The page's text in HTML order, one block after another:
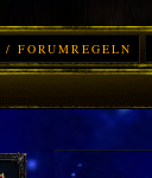
/ FORUMREGELN